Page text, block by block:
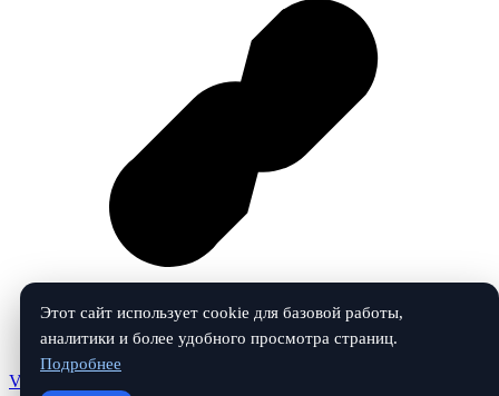
Vk
Этот сайт использует cookie для базовой работы,
аналитики и более удобного просмотра страниц.
Подробнее